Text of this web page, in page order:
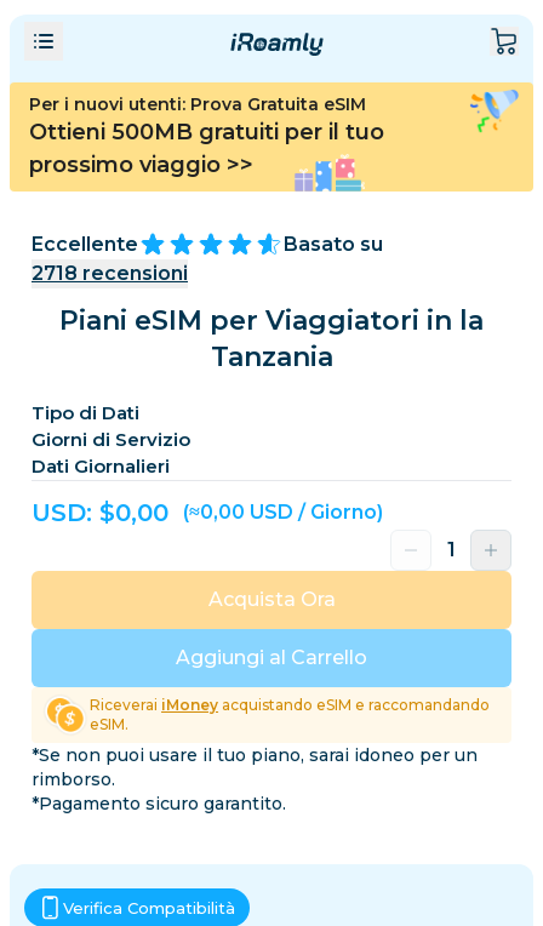
Per i nuovi utenti: Prova Gratuita eSIM
Ottieni 500MB gratuiti per il tuo
prossimo viaggio >>
Eccellente
Basato su
2718 recensioni
Piani eSIM per Viaggiatori in la
Tanzania
Tipo di Dati
Giorni di Servizio
Dati Giornalieri
USD: $0,00 (≈0,00 USD / Giorno)
Aggiungi al Carrello
Acquista Ora
Riceverai iMoney acquistando eSIM e raccomandando
eSIM.
*Se non puoi usare il tuo piano, sarai idoneo per un
rimborso.
*Pagamento sicuro garantito.
Verifica Compatibilità